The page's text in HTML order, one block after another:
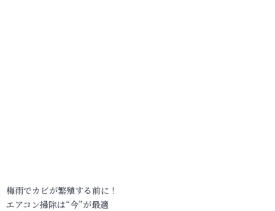
梅雨でカビが繁殖する前に！
エアコン掃除は“今”が最適